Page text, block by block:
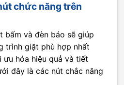
chức năng trên
bấm và đèn báo sẽ giúp
trình giặt phù hợp nhất
hóa hiệu quả và tiết
đây là các nút chắc năng